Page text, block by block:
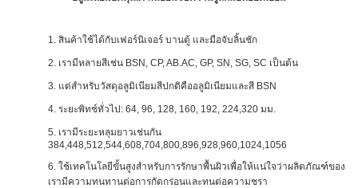
1. สินค้าใช้ได้กับเฟอร์นิเจอร์ บานตู้ และมือจับลิ้นชัก
2. เรามีหลายสีเช่น BSN, CP, AB.AC, GP, SN, SG, SC เป็นต้น
3. แต่สำหรับวัสดุอลูมิเนียมสีปกติคืออลูมิเนียมและสี BSN
4. ระยะพิทช์ทั่วไป: 64, 96, 128, 160, 192, 224,320 มม.
5. เรามีระยะหลุมยาวเช่นกัน
384,448,512,544,608,704,800,896,928,960,1024,1056
6. ใช้เทคโนโลยีขั้นสูงสำหรับการรักษาพื้นผิวเพื่อให้แน่ใจว่าผลิตภัณฑ์ของ
เรามีความทนทานต่อการกัดกร่อนและทนต่อความชรา